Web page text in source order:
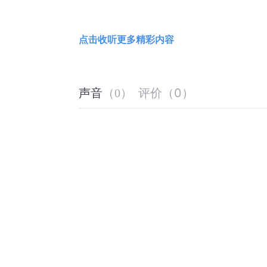
点击收听更多精彩内容
声音 （0） 评价 （0 ）